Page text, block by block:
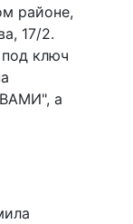
районе,
17/2.
ключ
а